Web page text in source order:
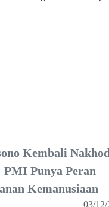
Kembali
Punya Peran
Kemanusiaan
03/